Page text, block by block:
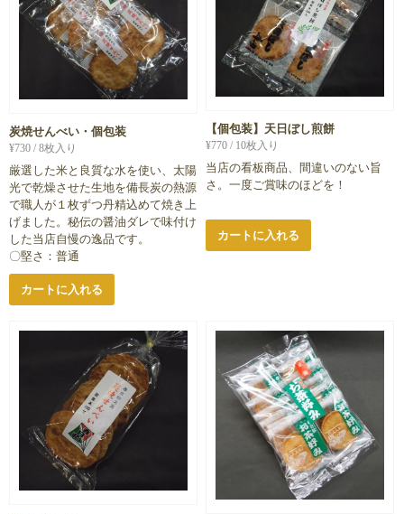
炭焼せんべい・個包装
¥730 / 8枚入り
厳選した米と良質な水を使い、太陽
光で乾燥させた生地を備長炭の熱源
で職人が１枚ずつ丹精込めて焼き上
げました。秘伝の醤油ダレで味付け
した当店自慢の逸品です。
〇堅さ：普通
カートに入れる
【個包装】天日ぼし煎餅
¥770 / 10枚入り
当店の看板商品、間違いのない旨
さ。一度ご賞味のほどを！
カートに入れる